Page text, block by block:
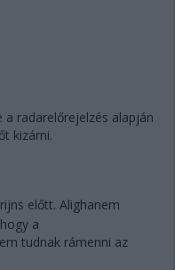
radarelőrejelzés alapján
kizárni.
előtt. Alighanem
a
tudnak rámenni az